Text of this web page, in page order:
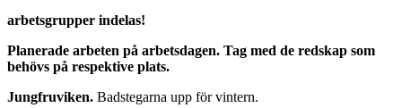
arbetsgrupper indelas!
Planerade arbeten på arbetsdagen. Tag med de redskap som
behövs på respektive plats.
Jungfruviken. Badstegarna upp för vintern.